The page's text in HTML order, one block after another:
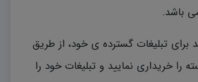
باشد.
برای تبلیغات گسترده ی خود، از طریق
را خریداری نمایید و تبلیغات خود را